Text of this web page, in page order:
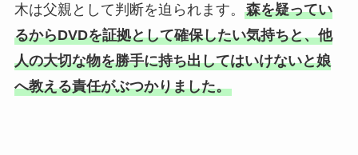
木は父親として判断を迫られます。 森を疑ってい
るからDVDを証拠として確保したい気持ちと、他
人の大切な物を勝手に持ち出してはいけないと娘
へ教える責任がぶつかりました。